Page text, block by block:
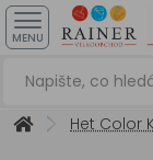
MENU
Het Color